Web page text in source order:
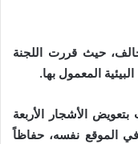
حيث قررت اللجنة
الأشجار الأربعة
الموقع نفسه، حفاظاً